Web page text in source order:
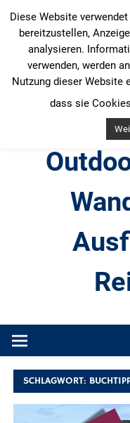
Inhalt
springen
Produkttests und
SCHLAGWORT:
Diese Website
bereitzustellen,
analysieren.
verwenden, werden
Nutzung dieser Website
dass sie